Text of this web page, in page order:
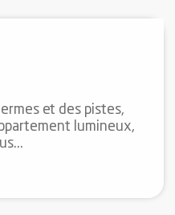
et des pistes,
lumineux,